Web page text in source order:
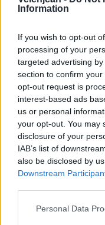
Information
If you wish to opt-out
processing of your
targeted advertising
section to confirm
opt-out request is
interest-based ads
us or personal
your opt-out. You may
disclosure of your
IAB’s list of
also be disclosed by
Downstream
Personal Data
mesto."Potrebno
kategoriji, kar
sezono ostali v
Plavalnem klubu